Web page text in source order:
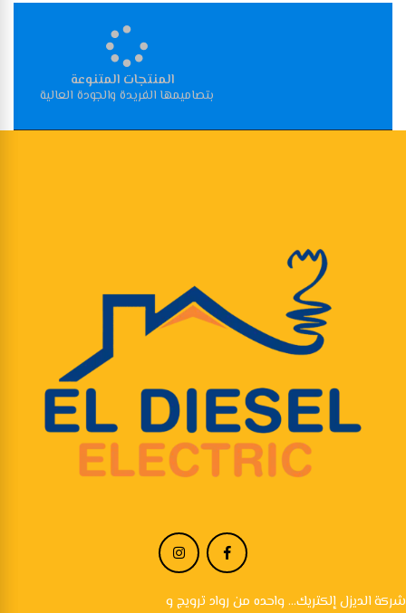
المنتجات المتنوعة
بتصاميمها الفريدة والجودة العالية
شركة الديزل إلكتريك... واحده من رواد ترويج و